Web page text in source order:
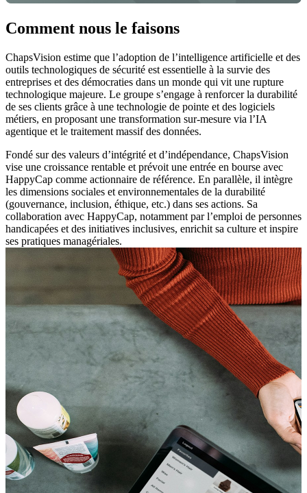
Comment nous le faisons
ChapsVision estime que l’adoption de l’intelligence artificielle et des
outils technologiques de sécurité est essentielle à la survie des
entreprises et des démocraties dans un monde qui vit une rupture
technologique majeure. Le groupe s’engage à renforcer la durabilité
de ses clients grâce à une technologie de pointe et des logiciels
métiers, en proposant une transformation sur-mesure via l’IA
agentique et le traitement massif des données.
Fondé sur des valeurs d’intégrité et d’indépendance, ChapsVision
vise une croissance rentable et prévoit une entrée en bourse avec
HappyCap comme actionnaire de référence. En parallèle, il intègre
les dimensions sociales et environnementales de la durabilité
(gouvernance, inclusion, éthique, etc.) dans ses actions. Sa
collaboration avec HappyCap, notamment par l’emploi de personnes
handicapées et des initiatives inclusives, enrichit sa culture et inspire
ses pratiques managériales.